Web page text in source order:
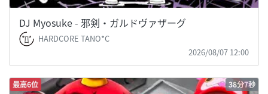
DJ Myosuke - 邪剣・ガルドヴァザーグ
HARDCORE TANO*C
2026/08/07 12:00
最高6位 38分7秒